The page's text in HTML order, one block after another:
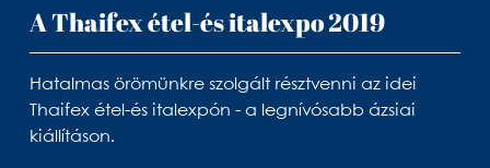
A Thaifex étel-és italexpo 2019
Hatalmas örömünkre szolgált résztvenni az idei
Thaifex étel-és italexpón - a legnívósabb ázsiai
kiállításon.